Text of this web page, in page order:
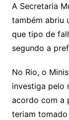
A Secretaria
também abriu
que tipo de
segundo a
No Rio, o
investiga pelo
acordo com a
teriam